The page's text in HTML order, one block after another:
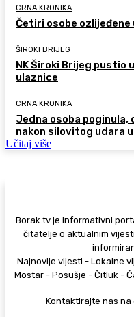
CRNA KRONIKA
Četiri osobe
ŠIROKI BRIJEG
NK Široki Brijeg pustio
ulaznice
CRNA KRONIKA
Jedna osoba
nakon silovitog udara
Učitaj više
Borak.tv je informativni
čitatelje o aktualnim
Najnovije vijesti - Lokalne
Mostar - Posušje - Čitluk -
Kontaktirajte nas na